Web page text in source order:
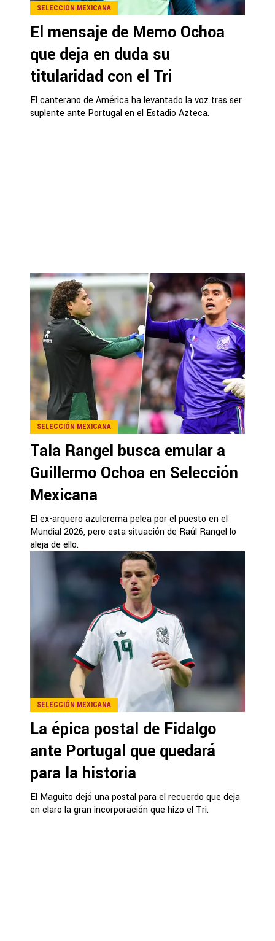
SELECCIÓN MEXICANA
El mensaje de Memo Ochoa
que deja en duda su
titularidad con el Tri
El canterano de América ha levantado la voz tras ser
suplente ante Portugal en el Estadio Azteca.
SELECCIÓN MEXICANA
Tala Rangel busca emular a
Guillermo Ochoa en Selección
Mexicana
El ex-arquero azulcrema pelea por el puesto en el
Mundial 2026, pero esta situación de Raúl Rangel lo
aleja de ello.
SELECCIÓN MEXICANA
La épica postal de Fidalgo
ante Portugal que quedará
para la historia
El Maguito dejó una postal para el recuerdo que deja
en claro la gran incorporación que hizo el Tri.